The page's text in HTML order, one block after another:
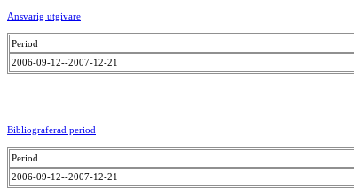
Ansvarig utgivare
Period
2006-09-12--2007-12-21
Bibliograferad period
Period
2006-09-12--2007-12-21